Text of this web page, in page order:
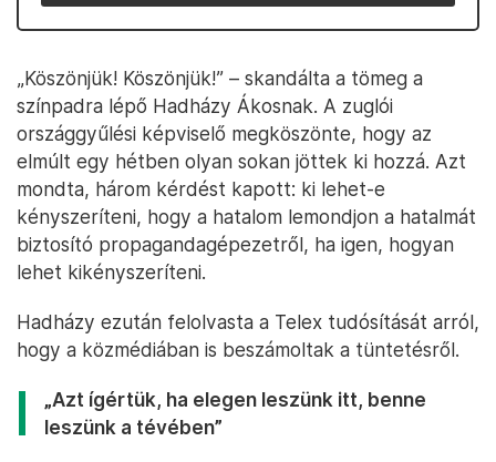
„Köszönjük! Köszönjük!” – skandálta a tömeg a
színpadra lépő Hadházy Ákosnak. A zuglói
országgyűlési képviselő megköszönte, hogy az
elmúlt egy hétben olyan sokan jöttek ki hozzá. Azt
mondta, három kérdést kapott: ki lehet-e
kényszeríteni, hogy a hatalom lemondjon a hatalmát
biztosító propagandagépezetről, ha igen, hogyan
lehet kikényszeríteni.
Hadházy ezután felolvasta a Telex tudósítását arról,
hogy a közmédiában is beszámoltak a tüntetésről.
„Azt ígértük, ha elegen leszünk itt, benne
leszünk a tévében”